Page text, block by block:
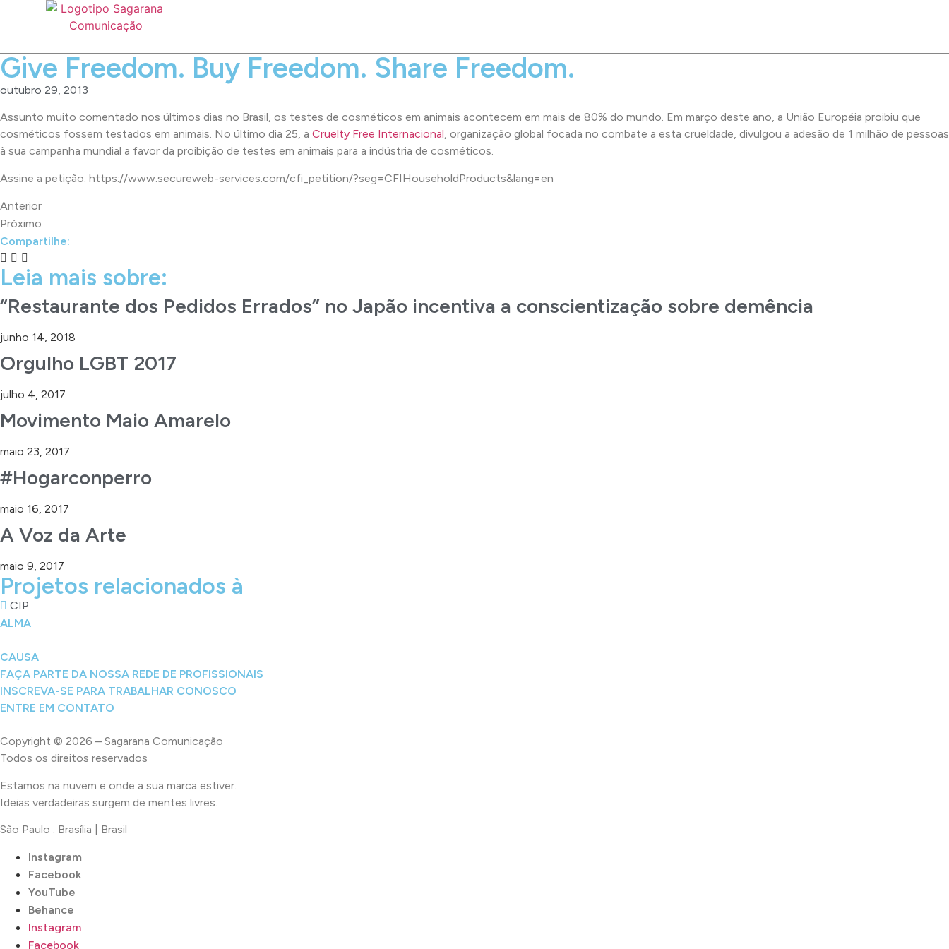
Give Freedom. Buy Freedom. Share Freedom.
outubro 29, 2013
Assunto muito comentado nos últimos dias no Brasil, os testes de cosméticos em animais acontecem em mais de 80% do mundo. Em março deste ano, a União Européia proibiu que
cosméticos fossem testados em animais. No último dia 25, a Cruelty Free Internacional, organização global focada no combate a esta crueldade, divulgou a adesão de 1 milhão de pessoas
à sua campanha mundial a favor da proibição de testes em animais para a indústria de cosméticos.
Assine a petição: https://www.secureweb-services.com/cfi_petition/?seg=CFIHouseholdProducts&lang=en
Anterior
Próximo
Compartilhe:
Leia mais sobre:
“Restaurante dos Pedidos Errados” no Japão incentiva a conscientização sobre demência
junho 14, 2018
Orgulho LGBT 2017
julho 4, 2017
Movimento Maio Amarelo
maio 23, 2017
#Hogarconperro
maio 16, 2017
A Voz da Arte
maio 9, 2017
Projetos relacionados à
CIP
ALMA
CAUSA
FAÇA PARTE DA NOSSA REDE DE PROFISSIONAIS
INSCREVA-SE PARA TRABALHAR CONOSCO
ENTRE EM CONTATO
Copyright © 2026 – Sagarana Comunicação
Todos os direitos reservados
Estamos na nuvem e onde a sua marca estiver.
Ideias verdadeiras surgem de mentes livres.
São Paulo . Brasília | Brasil
Instagram
Facebook
YouTube
Behance
Instagram
Facebook